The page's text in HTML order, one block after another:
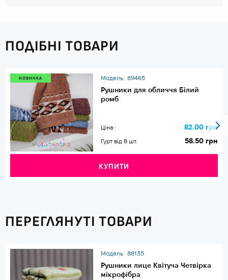
ПОДІБНІ ТОВАРИ
НОВИНКА Модель: 89465
Рушники для обличчя Білий
ромб
Ціна: 82.00 грн
Гурт від 8 шт. 58.50 грн
КУПИТИ
ПЕРЕГЛЯНУТІ ТОВАРИ
Модель: 88135
Рушники лице Квітуча Четвірка
мікрофібра